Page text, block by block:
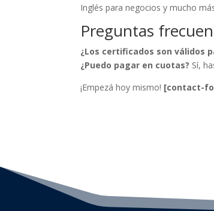
Inglés para negocios y mucho
Preguntas
¿Los certificados son válidos
¿Puedo pagar en cuotas? Sí,
¡Empezá hoy mismo! [contact-